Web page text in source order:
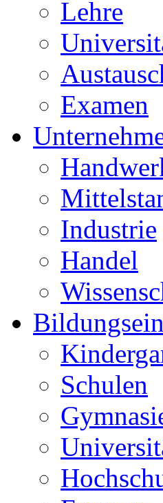
Lehre
Examen
Industrie
Handel
Schulen